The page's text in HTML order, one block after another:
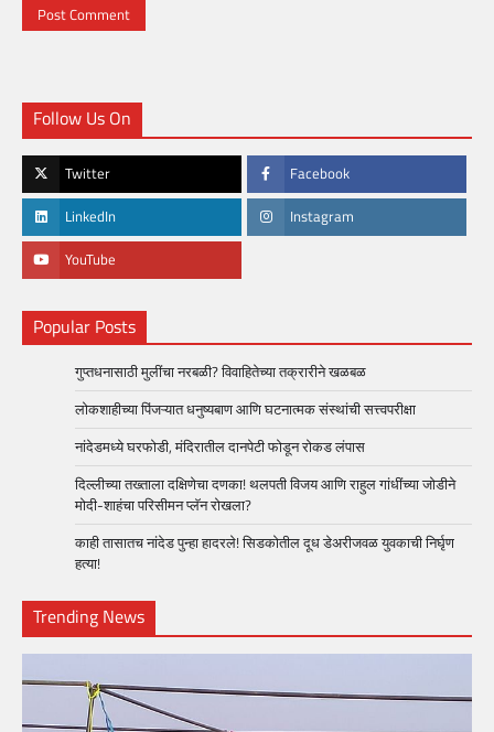
Follow Us On
Twitter Facebook
LinkedIn Instagram
YouTube
Popular Posts
गुप्तधनासाठी मुलींचा नरबळी? विवाहितेच्या तक्रारीने खळबळ
लोकशाहीच्या पिंजऱ्यात धनुष्यबाण आणि घटनात्मक संस्थांची सत्त्वपरीक्षा
नांदेडमध्ये घरफोडी, मंदिरातील दानपेटी फोडून रोकड लंपास
दिल्लीच्या तख्ताला दक्षिणेचा दणका! थलपती विजय आणि राहुल गांधींच्या जोडीने
मोदी-शाहंचा परिसीमन प्लॅन रोखला?
काही तासातच नांदेड पुन्हा हादरले! सिडकोतील दूध डेअरीजवळ युवकाची निर्घृण
हत्या!
Trending News